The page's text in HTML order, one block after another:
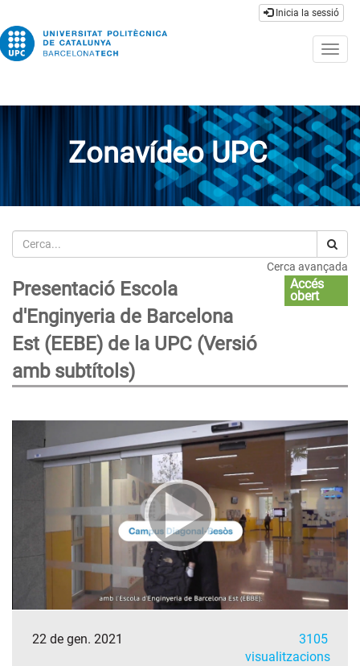
Inicia la sessió
Zonavídeo UPC
Cerca
Cerca avançada
Presentació Escola
d'Enginyeria de Barcelona
Est (EEBE) de la UPC (Versió
amb subtítols)
Accés
obert
22 de gen. 2021
3105
visualitzacions